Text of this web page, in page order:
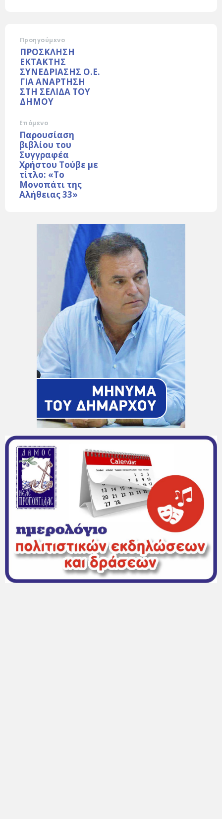
Προηγούμενο
ΠΡΟΣΚΛΗΣΗ
ΕΚΤΑΚΤΗΣ
ΣΥΝΕΔΡΙΑΣΗΣ Ο.Ε.
ΓΙΑ ΑΝΑΡΤΗΣΗ
ΣΤΗ ΣΕΛΙΔΑ ΤΟΥ
ΔΗΜΟΥ
Επόμενο
Παρουσίαση
βιβλίου του
Συγγραφέα
Χρήστου Τούβε με
τίτλο: «Το
Μονοπάτι της
Αλήθειας 33»